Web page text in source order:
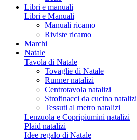
Libri e manuali
Libri e Manuali
Manuali ricamo
Riviste ricamo
Marchi
Natale
Tavola di Natale
Tovaglie di Natale
Runner natalizi
Centrotavola natalizi
Strofinacci da cucina natalizi
Tessuti al metro natalizi
Lenzuola e Copripiumini natalizi
Plaid natalizi
Idee regalo di Natale